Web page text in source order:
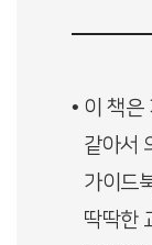
• 이 책은
같아서
가이드
딱딱한